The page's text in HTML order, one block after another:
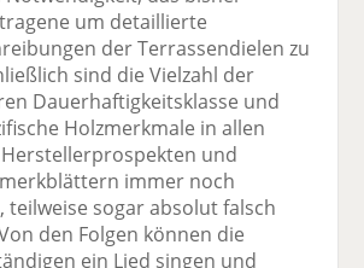
um detaillierte
der Terrassendielen zu
sind die Vielzahl der
Dauerhaftigkeitsklasse und
Holzmerkmale in allen
und
immer noch
teilweise sogar absolut falsch
den Folgen können die
ein Lied singen und